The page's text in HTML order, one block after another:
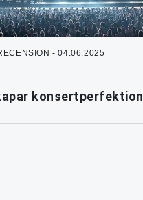
- 04.06.2025
konsertperfektion